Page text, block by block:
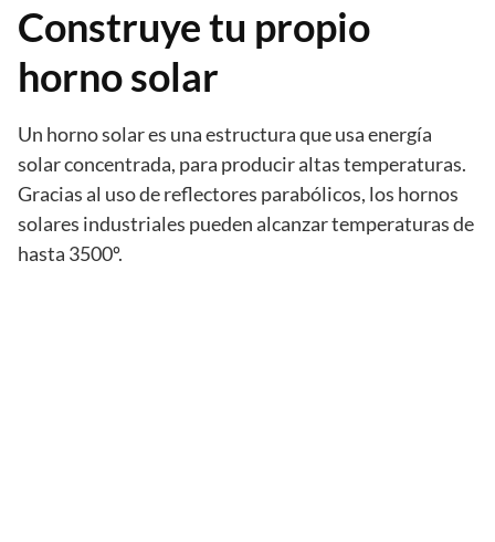
Construye tu propio
horno solar
Un horno solar es una estructura que usa energía
solar concentrada, para producir altas temperaturas.
Gracias al uso de reflectores parabólicos, los hornos
solares industriales pueden alcanzar temperaturas de
hasta 3500º.